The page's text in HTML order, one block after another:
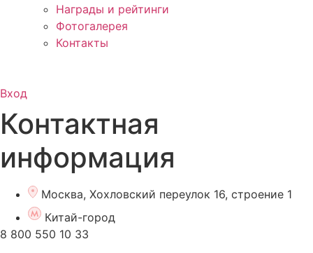
Награды и рейтинги
Фотогалерея
Контакты
Вход
Контактная
информация
Москва, Хохловский переулок 16, строение 1
Китай-город
8 800 550 10 33